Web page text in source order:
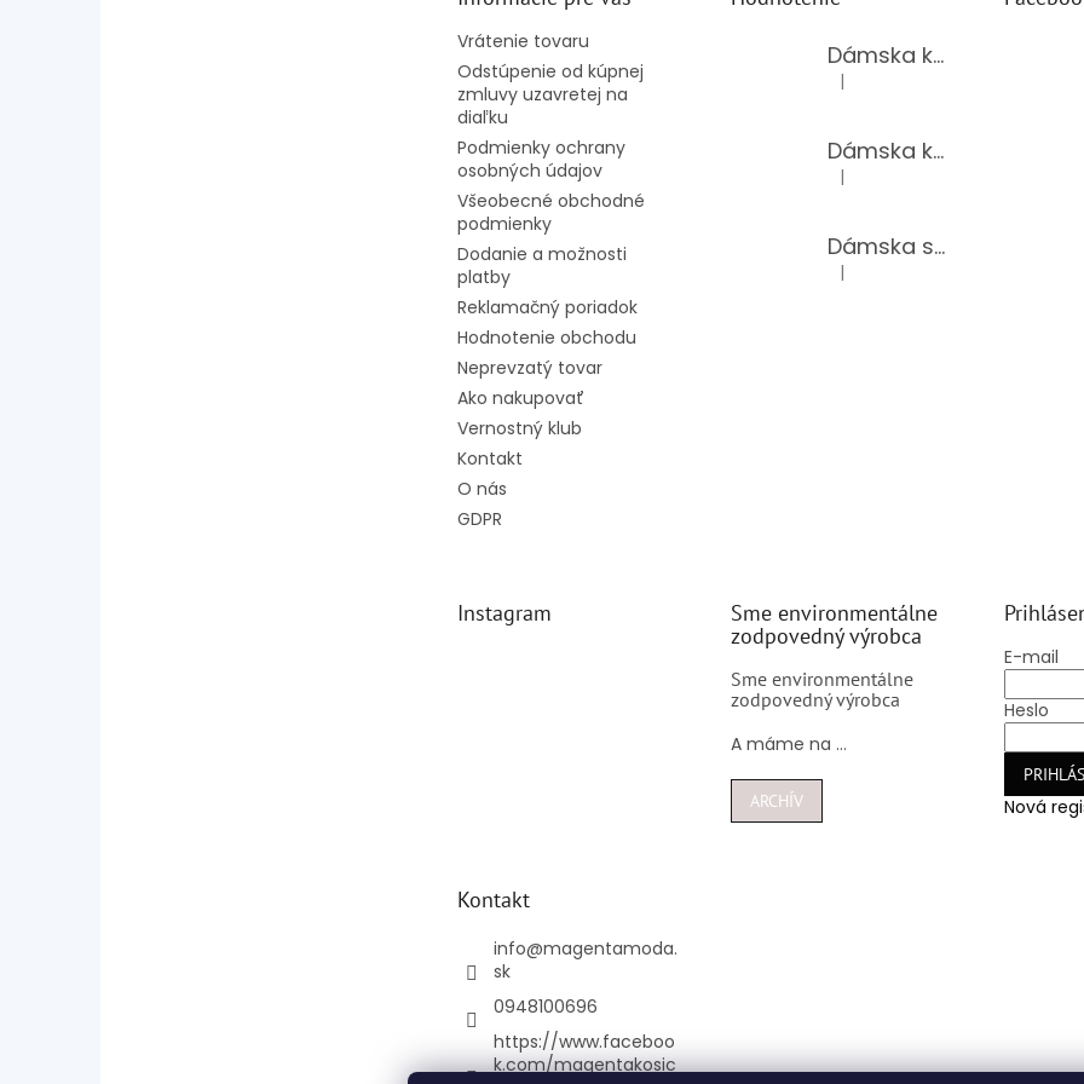
Vrátenie tovaru
Odstúpenie od kúpnej
zmluvy uzavretej na
diaľku
Podmienky ochrany
osobných údajov
Všeobecné obchodné
podmienky
Dodanie a možnosti
platby
Reklamačný poriadok
Hodnotenie obchodu
Neprevzatý tovar
Ako nakupovať
Vernostný klub
Kontakt
O nás
GDPR
Dámska kožená kabelka LAURA BIAGGI 944-PINK
Hodnotenie produktu je 5 z 5
|
Dámska kožená kabelka TS04-519/JEANS BLUE
Hodnotenie produktu je 5 z 5
|
Dámska súprava 62875/BLACK
Hodnotenie produktu je 5 z 5
|
Instagram
Sme environmentálne
zodpovedný výrobca
Sme environmentálne
zodpovedný výrobca
A máme na ...
ARCHÍV
E-mail
Heslo
Nová
Kontakt
info@magentamoda.
sk
0948100696
https://www.faceboo
k.com/magentakosic